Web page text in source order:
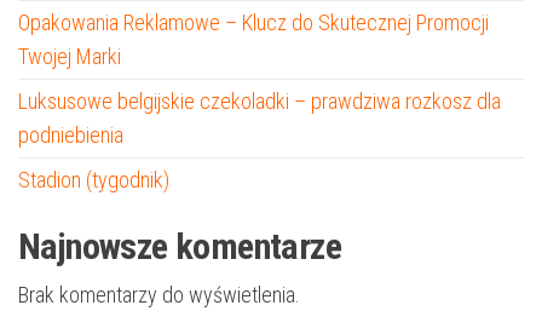
Opakowania Reklamowe – Klucz do Skutecznej Promocji
Twojej Marki
Luksusowe belgijskie czekoladki – prawdziwa rozkosz dla
podniebienia
Stadion (tygodnik)
Najnowsze komentarze
Brak komentarzy do wyświetlenia.